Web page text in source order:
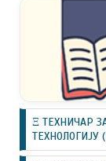
Ξ ТЕХНИЧАР
ТЕХНОЛОГИЈУ